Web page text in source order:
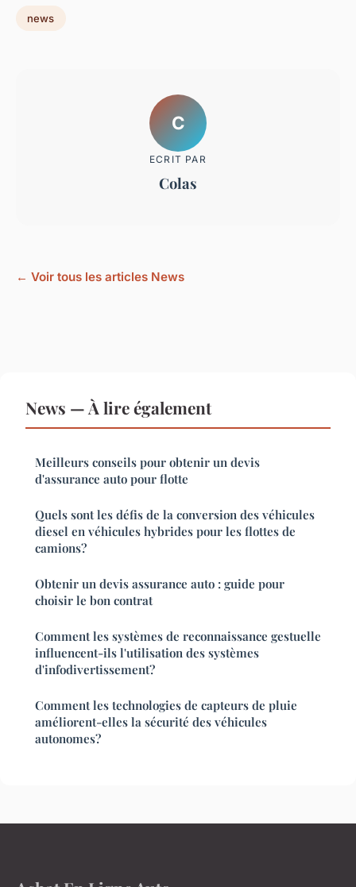
news
C
ECRIT PAR
Colas
← Voir tous les articles News
News — À lire également
Meilleurs conseils pour obtenir un devis
d'assurance auto pour flotte
Quels sont les défis de la conversion des véhicules
diesel en véhicules hybrides pour les flottes de
camions?
Obtenir un devis assurance auto : guide pour
choisir le bon contrat
Comment les systèmes de reconnaissance gestuelle
influencent-ils l'utilisation des systèmes
d'infodivertissement?
Comment les technologies de capteurs de pluie
améliorent-elles la sécurité des véhicules
autonomes?